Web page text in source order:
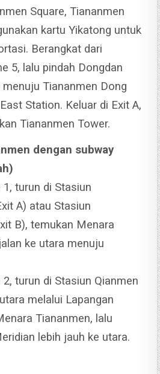
Square, Tiananmen
kartu Yikatong untuk
Berangkat dari
5, lalu pindah Dongdan
Tiananmen Dong
Station. Keluar di Exit A,
Tiananmen Tower.
dengan subway
turun di Stasiun
A) atau Stasiun
B), temukan Menara
ke utara menuju
turun di Stasiun Qianmen
melalui Lapangan
Tiananmen, lalu
lebih jauh ke utara.